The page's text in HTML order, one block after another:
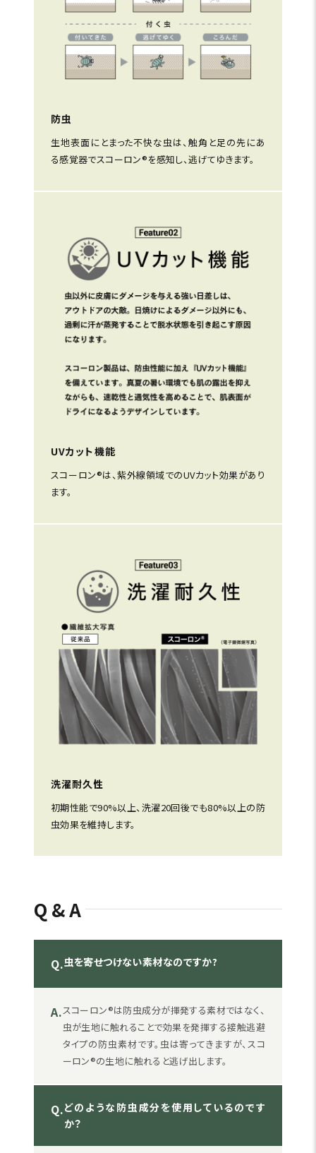
防虫
生地表面にとまった不快な虫は、触角と足の先にあ
る感覚器でスコーロン®を感知し、逃げてゆきます。
UVカット機能
スコーロン®は、紫外線領域でのUVカット効果があり
ます。
洗濯耐久性
初期性能で90%以上、洗濯20回後でも80%以上の防
虫効果を維持します。
Q&A
Q.虫を寄せつけない素材なのですか?
A.スコーロン®は防虫成分が揮発する素材ではなく、
虫が生地に触れることで効果を発揮する接触逃避
タイプの防虫素材です。虫は寄ってきますが、スコ
ーロン®の生地に触れると逃げ出します。
Q.どのような防虫成分を使用しているのです
か？